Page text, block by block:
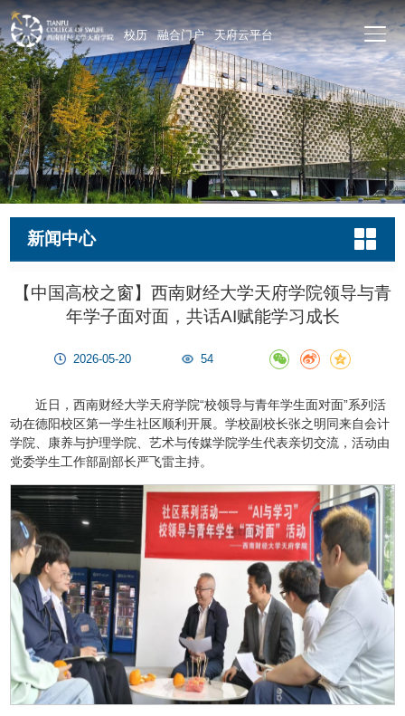
校历 融合门户 天府云平台
新闻中心
【中国高校之窗】西南财经大学天府学院领导与青
年学子面对面，共话AI赋能学习成长
2026-05-20 54
近日，西南财经大学天府学院“校领导与青年学生面对面”系列活
动在德阳校区第一学生社区顺利开展。学校副校长张之明同来自会计
学院、康养与护理学院、艺术与传媒学院学生代表亲切交流，活动由
党委学生工作部副部长严飞雷主持。